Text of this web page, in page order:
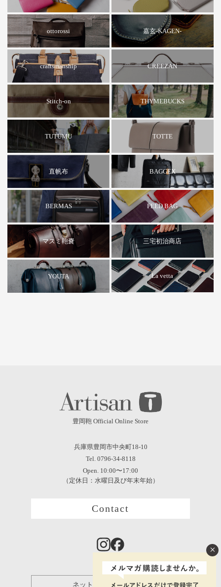
ottorossi 嘉玄-KAGEN-
craftsmanship CREEZAN
Stitch-on THYMEBUCKS
TUTUMU TOTTE
直帆布 BAGGEX
BERMAS FEED BAG
マスミ鞄嚢 三宅初治商店
YOUTA La vetta
豊岡鞄 Official Online Store
兵庫県豊岡市中央町18-10
Tel. 0796-34-8118
Open. 10:00〜17:00
（定休日：水曜日及び年末年始）
Contact
ネット保証登録について
×